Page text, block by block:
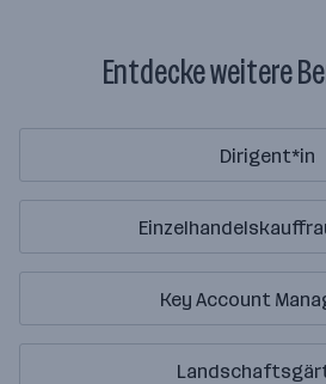
Entdecke weitere
Dirigent*in
Key Account